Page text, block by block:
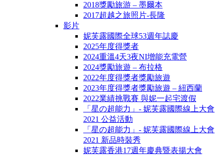
2018獎勵旅游 – 墨爾本
2017超越之旅照片-長隆
影片
妮芙露國際全球53週年誌慶
2025年度得獎者
2024重溫4天3夜NI增能充電營
2024獎勵旅遊 – 布拉格
2022年度得獎者獎勵旅遊
2023年度得獎者獎勵旅遊 – 紐西蘭
2022業績挑戰賽 與妮一起宅渡假
「星の超能力」- 妮芙露國際線上大會
2021 公益活動
「星の超能力」- 妮芙露國際線上大會
2021 新品時裝秀
妮芙露香港17週年慶典暨表揚大會